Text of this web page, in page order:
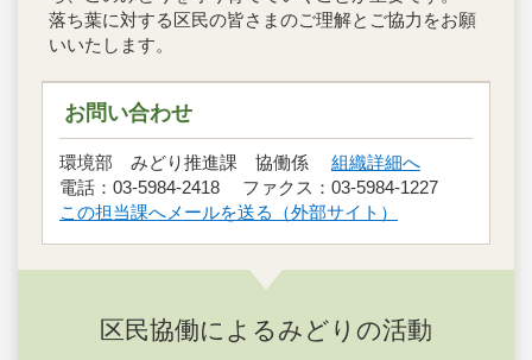
落ち葉に対する区民の皆さまのご理解とご協力をお願
いいたします。
お問い合わせ
環境部 みどり推進課 協働係 組織詳細へ
電話：03-5984-2418 ファクス：03-5984-1227
この担当課へメールを送る（外部サイト）
区民協働によるみどりの活動